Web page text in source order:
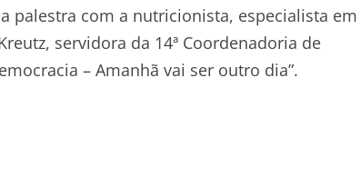
palestra com a nutricionista, especialista em
servidora da 14ª Coordenadoria de
– Amanhã vai ser outro dia”.